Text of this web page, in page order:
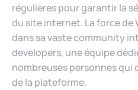
régulières pour garantir la
du site internet. La force de
dans sa vaste community
developers, une équipe
nombreuses personnes qui
de la plateforme.